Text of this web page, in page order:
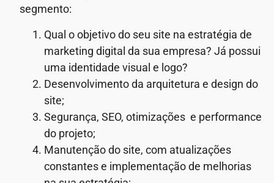
segmento:
Qual o objetivo do seu site na estratégia de
marketing digital da sua empresa? Já possui
uma identidade visual e logo?
Desenvolvimento da arquitetura e design do
site;
Segurança, SEO, otimizações e performance
do projeto;
Manutenção do site, com atualizações
constantes e implementação de melhorias